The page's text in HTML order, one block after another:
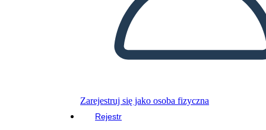
Zarejestruj się jako osoba fizyczna
Rejestr